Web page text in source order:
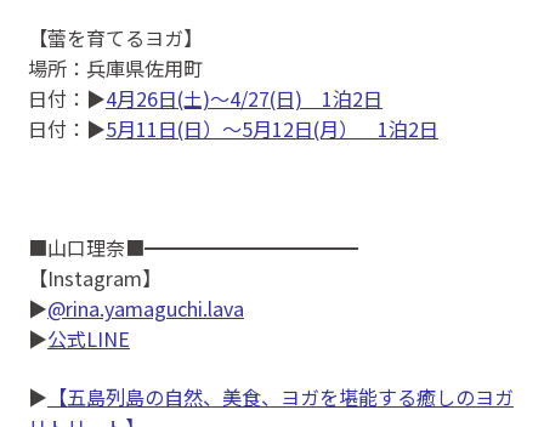
【蕾を育てるヨガ】
場所：兵庫県佐用町
日付：▶4月26日(土)〜4/27(日) 1泊2日
日付：▶5月11日(日）〜5月12日(月） 1泊2日
■山口理奈■━━━━━━━━━━━
【Instagram】
▶@rina.yamaguchi.lava
▶公式LINE
▶ 【五島列島の自然、美食、ヨガを堪能する癒しのヨガ